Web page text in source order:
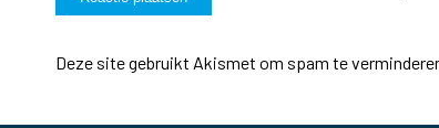
Deze site gebruikt Akismet om spam te